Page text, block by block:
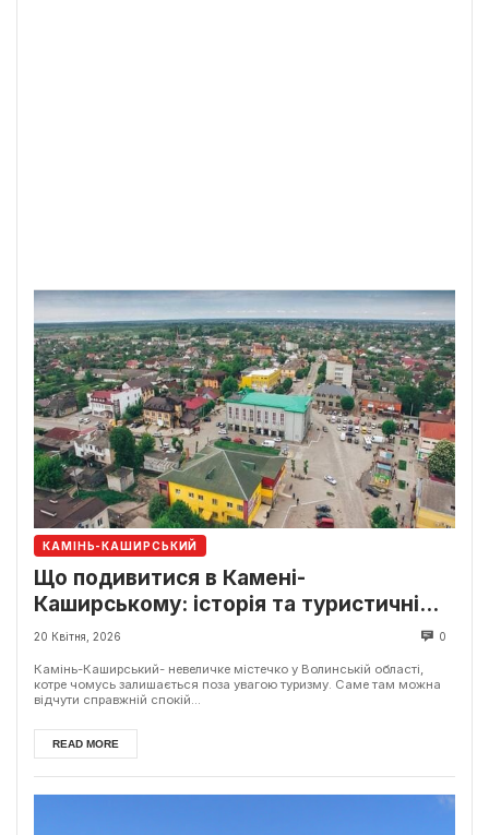
КАМІНЬ-КАШИРСЬКИЙ
Що подивитися в Камені-
Каширському: історія та туристичні
локації
20 Квітня, 2026 0
Камінь-Каширський- невеличке містечко у Волинській області,
котре чомусь залишається поза увагою туризму. Саме там можна
відчути справжній спокій...
READ MORE